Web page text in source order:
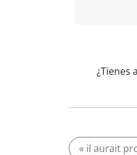
¿Tienes
« il aurait